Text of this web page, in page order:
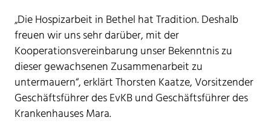
„Die Hospizarbeit in Bethel hat Tradition. Deshalb
freuen wir uns sehr darüber, mit der
Kooperationsvereinbarung unser Bekenntnis zu
dieser gewachsenen Zusammenarbeit zu
untermauern“, erklärt Thorsten Kaatze, Vorsitzender
Geschäftsführer des EvKB und Geschäftsführer des
Krankenhauses Mara.